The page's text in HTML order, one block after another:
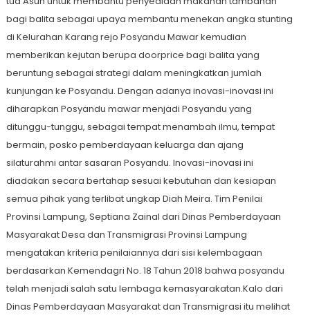
bagi balita sebagai upaya membantu menekan angka stunting
di Kelurahan Karang rejo Posyandu Mawar kemudian
memberikan kejutan berupa doorprice bagi balita yang
beruntung sebagai strategi dalam meningkatkan jumlah
kunjungan ke Posyandu. Dengan adanya inovasi-inovasi ini
diharapkan Posyandu mawar menjadi Posyandu yang
ditunggu-tunggu, sebagai tempat menambah ilmu, tempat
bermain, posko pemberdayaan keluarga dan ajang
silaturahmi antar sasaran Posyandu. Inovasi-inovasi ini
diadakan secara bertahap sesuai kebutuhan dan kesiapan
semua pihak yang terlibat ungkap Diah Meira. Tim Penilai
Provinsi Lampung, Septiana Zainal dari Dinas Pemberdayaan
Masyarakat Desa dan Transmigrasi Provinsi Lampung
mengatakan kriteria penilaiannya dari sisi kelembagaan
berdasarkan Kemendagri No. 18 Tahun 2018 bahwa posyandu
telah menjadi salah satu lembaga kemasyarakatan.Kalo dari
Dinas Pemberdayaan Masyarakat dan Transmigrasi itu melihat